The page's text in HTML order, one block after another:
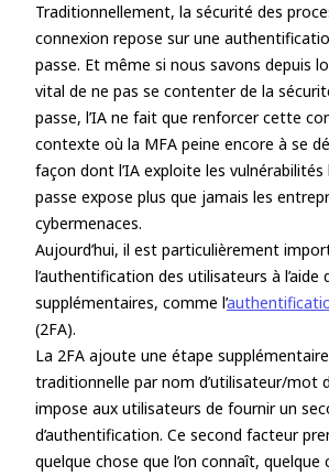
Traditionnellement, la sécurité des
connexion repose sur une
passe. Et même si nous savons depuis
vital de ne pas se contenter de la
passe, l’IA ne fait que renforcer cette
contexte où la MFA peine encore à se
façon dont l’IA exploite les
passe expose plus que jamais les
cybermenaces.
Aujourd’hui, il est particulièrement
l’authentification des utilisateurs à l’aide
supplémentaires, comme l’
(2FA).
La 2FA ajoute une étape
traditionnelle par nom d’utilisateur/mot
impose aux utilisateurs de fournir un
d’authentification. Ce second facteur
quelque chose que l’on connaît, quelque